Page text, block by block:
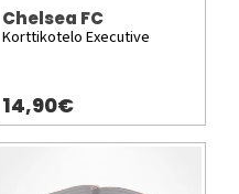
Chelsea FC
Korttikotelo Executive
14,90€